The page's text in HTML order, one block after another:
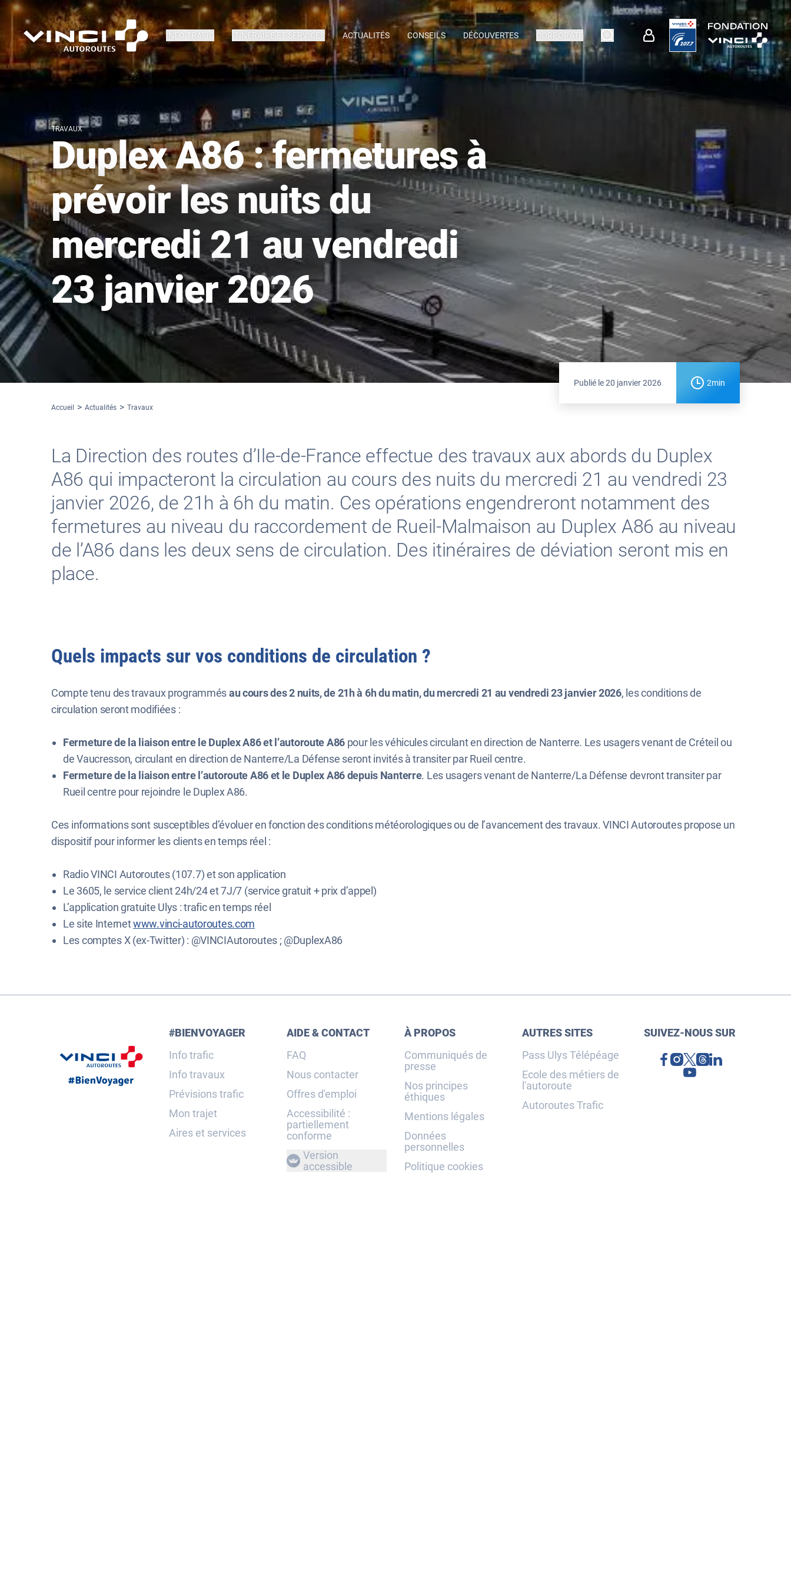
INFO TRAFIC ITINÉRAIRE ET SERVICES ACTUALITÉS CONSEILS DÉCOUVERTES CORPORATE
TRAVAUX
Duplex A86 : fermetures à
prévoir les nuits du
mercredi 21 au vendredi
23 janvier 2026
Publié le20 janvier 2026 2min
Accueil Actualités Travaux
La Direction des routes d’Ile-de-France effectue des travaux aux abords du Duplex
A86 qui impacteront la circulation au cours des nuits du mercredi 21 au vendredi 23
janvier 2026, de 21h à 6h du matin. Ces opérations engendreront notamment des
fermetures au niveau du raccordement de Rueil-Malmaison au Duplex A86 au niveau
de l’A86 dans les deux sens de circulation. Des itinéraires de déviation seront mis en
place.
Quels impacts sur vos conditions de circulation ?
Compte tenu des travaux programmésau cours des 2 nuits, de 21h à 6h du matin, du mercredi 21 au vendredi 23 janvier 2026, les conditions de
circulation seront modifiées :
Fermeture de la liaison entre le Duplex A86 et l’autoroute A86 pour les véhicules circulant en direction de Nanterre. Les usagers venant de Créteil ou
de Vaucresson, circulant en direction de Nanterre/La Défense seront invités à transiter par Rueil centre.
Fermeture de la liaison entre l’autoroute A86 et le Duplex A86 depuis Nanterre. Les usagers venant de Nanterre/La Défense devront transiter par
Rueil centre pour rejoindre le Duplex A86.
Ces informations sont susceptibles d’évoluer en fonction des conditions météorologiques ou de l’avancement des travaux. VINCI Autoroutes propose un
dispositif pour informer les clients en temps réel :
Radio VINCI Autoroutes (107.7) et son application
Le 3605, le service client 24h/24 et 7J/7 (service gratuit + prix d’appel)
L’application gratuite Ulys : trafic en temps réel
Le site Internetwww.vinci-autoroutes.com
Les comptes X (ex-Twitter) : @VINCIAutoroutes ; @DuplexA86
#BIENVOYAGER
Info trafic
Info travaux
Prévisions trafic
Mon trajet
Aires et services
AIDE & CONTACT
FAQ
Nous contacter
Offres d'emploi
Accessibilité :
partiellement
conforme
Version
accessible
À PROPOS
Communiqués de
presse
Nos principes
éthiques
Mentions légales
Données
personnelles
Politique cookies
AUTRES SITES
Pass Ulys Télépéage
Ecole des métiers de
l'autoroute
Autoroutes Trafic
SUIVEZ-NOUS SUR